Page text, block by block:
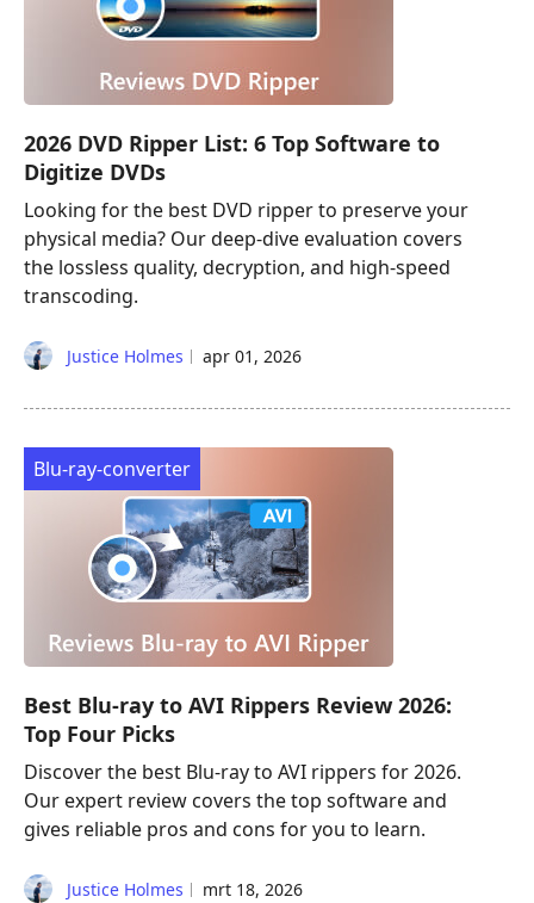
2026 DVD Ripper List: 6 Top Software to
Digitize DVDs
Looking for the best DVD ripper to preserve your
physical media? Our deep-dive evaluation covers
the lossless quality, decryption, and high-speed
transcoding.
Justice Holmes apr 01, 2026
Blu-ray-converter
Best Blu-ray to AVI Rippers Review 2026:
Top Four Picks
Discover the best Blu-ray to AVI rippers for 2026.
Our expert review covers the top software and
gives reliable pros and cons for you to learn.
Justice Holmes mrt 18, 2026